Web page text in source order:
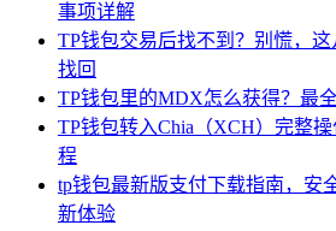
事项详解
TP钱包交易后找不到？别慌，
找回
TP钱包里的MDX怎么获得？最
TP钱包转入Chia（XCH）完整
程
tp钱包最新版支付下载指南，安
新体验